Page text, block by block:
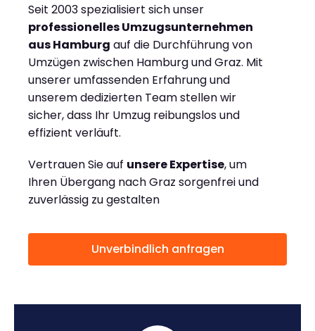
Seit 2003 spezialisiert sich unser
professionelles Umzugsunternehmen
aus Hamburg auf die Durchführung von
Umzügen zwischen Hamburg und Graz. Mit
unserer umfassenden Erfahrung und
unserem dedizierten Team stellen wir
sicher, dass Ihr Umzug reibungslos und
effizient verläuft.
Vertrauen Sie auf unsere Expertise, um
Ihren Übergang nach Graz sorgenfrei und
zuverlässig zu gestalten
Unverbindlich anfragen